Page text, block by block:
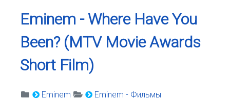
Eminem - Where Have You
Been? (MTV Movie Awards
Short Film)
Eminem
Eminem - Фильмы